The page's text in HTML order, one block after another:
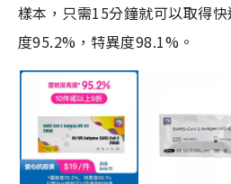
樣本，只需15分鐘就可以取得
度95.2%，特異度98.1%。